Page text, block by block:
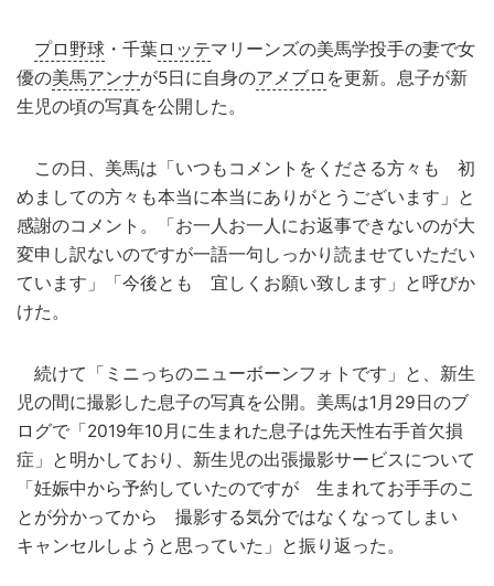
プロ野球 ・千葉ロッテマリーンズの美馬学投手の妻で女
優の美馬アンナが5日に自身のアメブロ を更新。息子が新
生児の頃の写真を公開した。
この日、美馬は「いつもコメントをくださる方々も 初
めましての方々も本当に本当にありがとうございます」と
感謝のコメント。「お一人お一人にお返事できないのが大
変申し訳ないのですが一語一句しっかり読ませていただい
ています」「今後とも 宜しくお願い致します」と呼びか
けた。
続けて「ミニっちのニューボーンフォトです」と、新生
児の間に撮影した息子の写真を公開。美馬は1月29日のブ
ログで「2019年10月に生まれた息子は先天性右手首欠損
症」と明かしており、新生児の出張撮影サービスについて
「妊娠中から予約していたのですが 生まれてお手手のこ
とが分かってから 撮影する気分ではなくなってしまい
キャンセルしようと思っていた」と振り返った。